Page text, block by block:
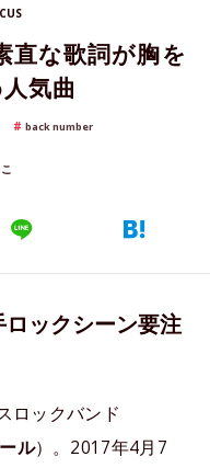
な歌詞が胸を
気曲
back number
ックシーン要注
ロックバンド
ル）。2017年4月7